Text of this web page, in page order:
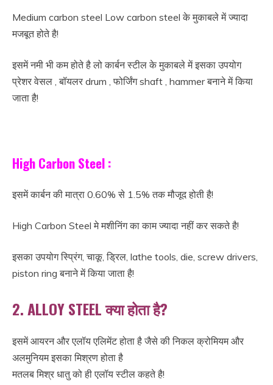
Medium carbon steel Low carbon steel के मुकाबले में ज्यादा
मजबूत होते है!
इसमें नमी भी कम होते है लो कार्बन स्टील के मुकाबले में इसका उपयोग
प्रेशर वेसल , बॉयलर drum , फोर्जिंग shaft , hammer बनाने में किया
जाता है!
High Carbon Steel :
इसमें कार्बन की मात्रा 0.60% से 1.5% तक मौजूद होती है!
High Carbon Steel मे मशीनिंग का काम ज्यादा नहीं कर सकते है!
इसका उपयोग स्प्रिंग, चाकू, ड्रिल, lathe tools, die, screw drivers,
piston ring बनाने में किया जाता है!
2. ALLOY STEEL क्या होता है?
इसमें आयरन और एलॉय एलिमेंट होता है जैसे की निकल क्रोमियम और
अलमुनियम इसका मिश्रण होता है
मतलब मिश्र धातु को ही एलॉय स्टील कहते है!